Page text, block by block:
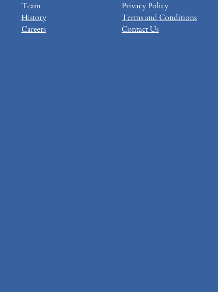
Team
History
Careers
Privacy Policy
Terms and Conditions
Contact Us